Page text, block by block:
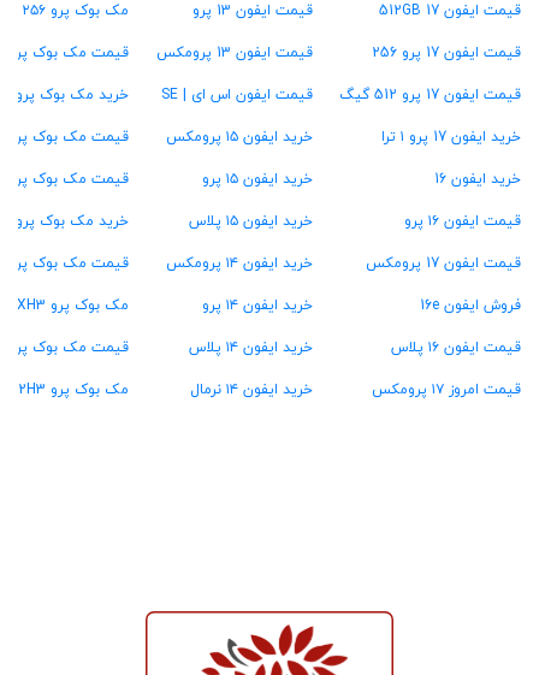
قیمت ایفون 17 512GB
قیمت ایفون 17 پرو 256
قیمت ایفون 17 پرو 512 گیگ
خرید ایفون 17 پرو ۱ ترا
خرید ایفون 16
قیمت ایفون ۱۶ پرو
قیمت ایفون 17 پرومکس
فروش ایفون 16e
قیمت ایفون ۱۶ پلاس
قیمت امروز ۱۷ پرومکس
قیمت ایفون 13 پرو
قیمت ایفون 13 پرومکس
قیمت ایفون اس ای | SE
خرید ایفون ۱۵ پرومکس
خرید ایفون ۱۵ پرو
خرید ایفون ۱۵ پلاس
خرید ایفون ۱۴ پرومکس
خرید ایفون ۱۴ پرو
خرید ایفون ۱۴ پلاس
خرید ایفون ۱۴ نرمال
مک بوک پرو ۲۵۶ گیگ
قیمت مک بوک پرو ۵۱۲ گیگ
خرید مک بوک پرو ۱ ترابایت
قیمت مک بوک پرو ۱۶ گیگ رام
قیمت مک بوک پرو ۲۴ گیگ رام
خرید مک بوک پرو ۳۶ گیگ رام
قیمت مک بوک پرو ۴۸ گیگ رام
مک بوک پرو MXH3
قیمت مک بوک پرو MW2U3
مک بوک پرو MX2H3